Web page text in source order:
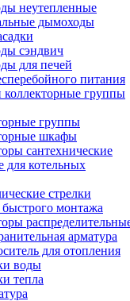
неутепленные
дымоходы
сэндвич
для печей
питания
коллекторные группы
группы
шкафы
сантехнические
для котельных
стрелки
монтажа
арматура
для отопления
воды
тепла